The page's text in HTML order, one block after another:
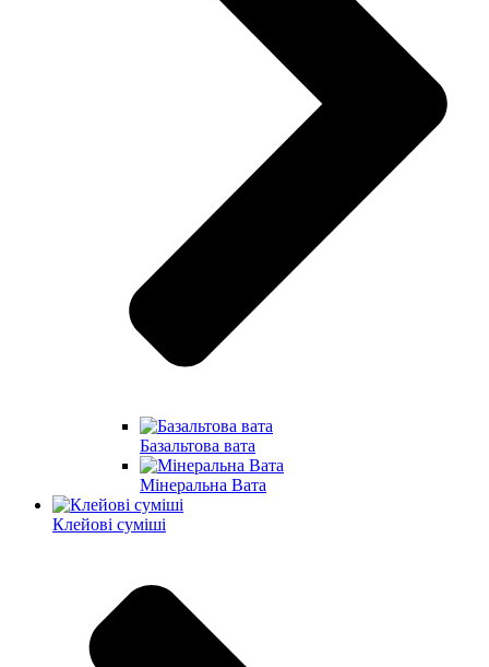
Базальтова вата
Мінеральна Вата
Клейові суміші